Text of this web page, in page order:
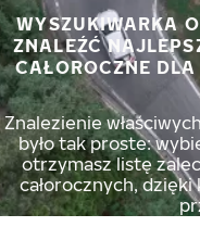
WYSZUKIWARKA
ZNALEŹĆ
CAŁOROCZNE
Znalezienie
było tak proste:
otrzymasz listę
całorocznych,